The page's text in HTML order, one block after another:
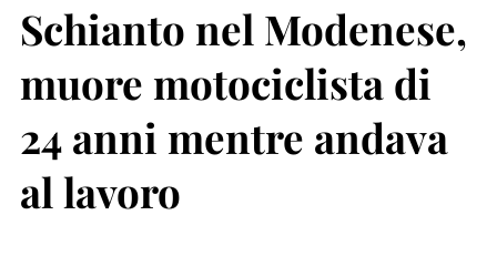
Schianto nel Modenese,
muore motociclista di
24 anni mentre andava
al lavoro